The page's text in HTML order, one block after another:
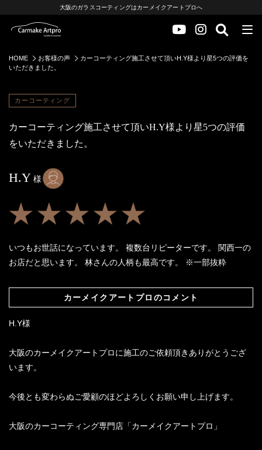
大阪のガラスコーティングはカーメイクアートプロへ
HOME お客様の声
カーコーティング施工させて頂いH.Y様より星5つの評価を
いただきました。
カーコーティング
カーコーティング施工させて頂いH.Y様より星5つの評価
をいただきました。
H.Y 様
★★★★★
いつもお世話になっています。 複数台リピーターです。 関西一の
お店だと思います。 林さんの人柄も最高です。
※一部抜粋
カーメイクアートプロのコメント
H.Y様
大阪のカーメイクアートプロに施工のご依頼頂きありがとうござ
います。
今後とも変わらぬご愛顧のほどよろしくお願い申し上げます。
大阪のカーコーティング専門店「カーメイクアートプロ」